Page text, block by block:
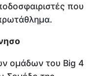
που
ομάδων του Big 4